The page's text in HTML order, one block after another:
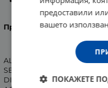
ежедневно.
Производител: VICHY,
ALUMINUM
SESQUICHLOROHYDRATE,
DILAURATE, DIMETHICONE,
предоставили
вашето
ПОКАЖЕТЕ